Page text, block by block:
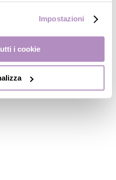
Impostazioni
i cookie